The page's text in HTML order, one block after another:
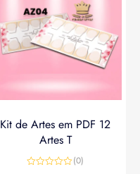
Kit de Artes em PDF 12
Artes T
(0)